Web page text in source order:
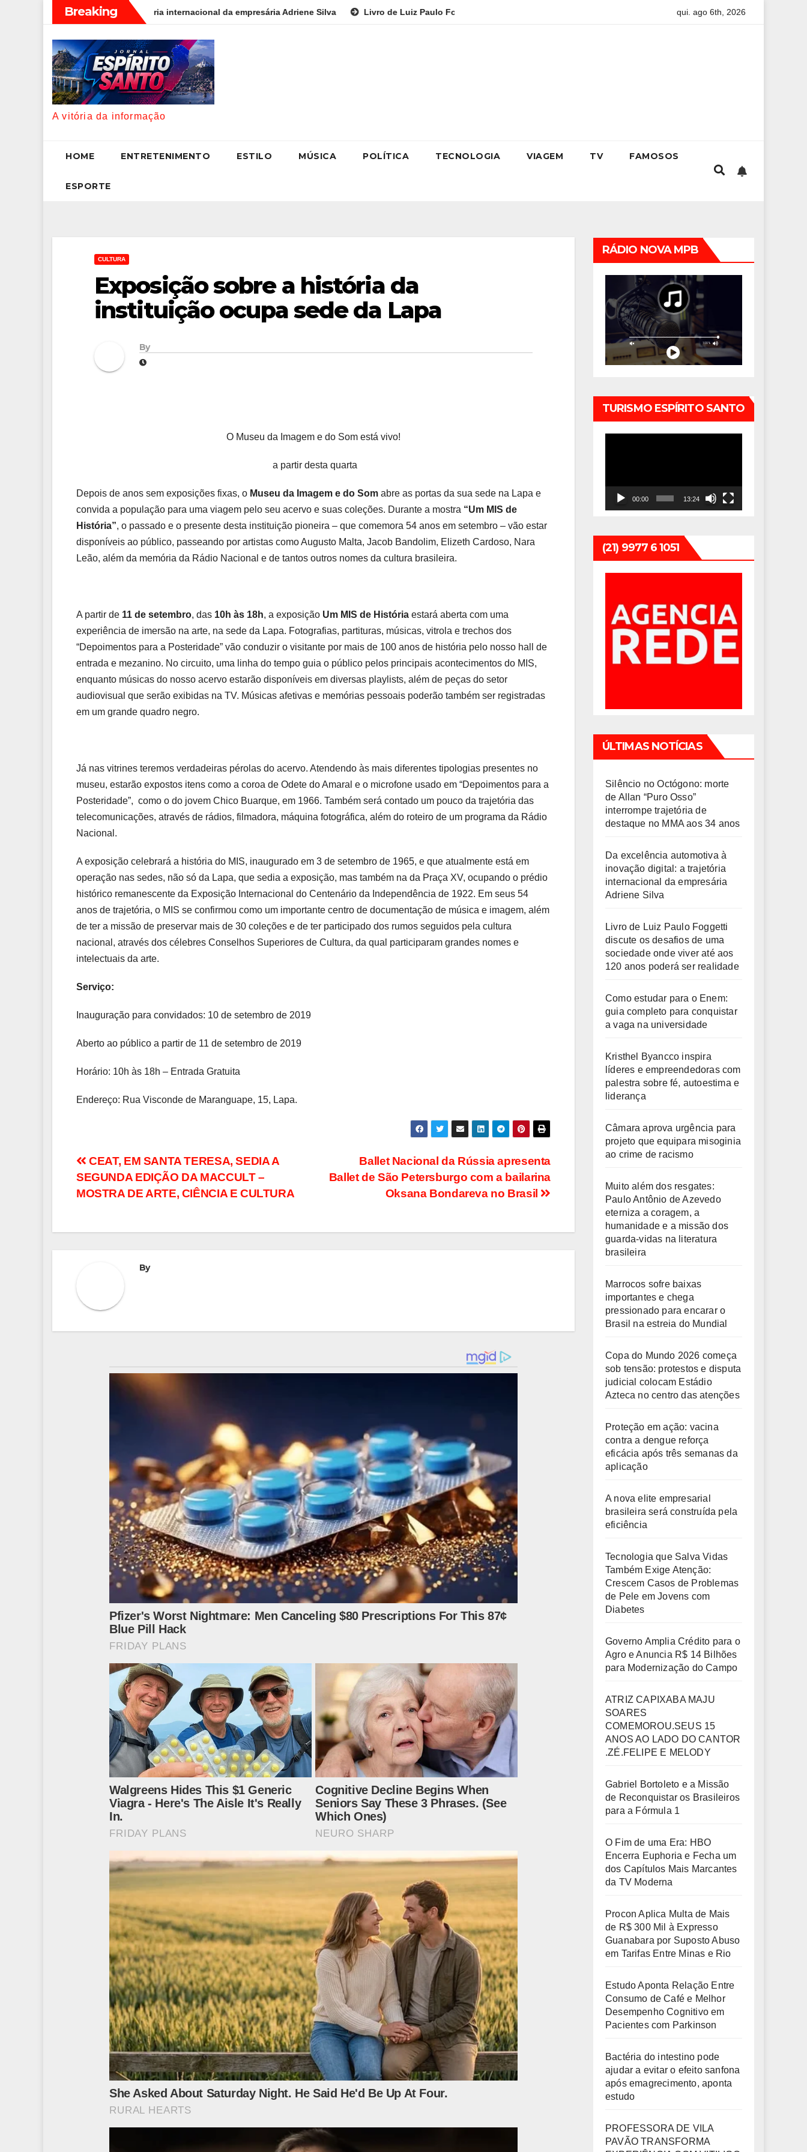
Breaking
digital: a trajetória internacional da empresária Adriene Silva Livro de Luiz Paulo Foggetti discute os desafios de uma sociedade onde viver até aos 120 anos poderá ser realidade
qui. ago 6th, 2026
A vitória da informação
HOME ENTRETENIMENTO ESTILO MÚSICA POLÍTICA TECNOLOGIA VIAGEM TV FAMOSOS
ESPORTE
CULTURA
Exposição sobre a história da
instituição ocupa sede da Lapa
By
O Museu da Imagem e do Som está vivo!
a partir desta quarta
Depois de anos sem exposições fixas, o Museu da Imagem e do Som abre as portas da sua sede na Lapa e
convida a população para uma viagem pelo seu acervo e suas coleções. Durante a mostra “Um MIS de
História”, o passado e o presente desta instituição pioneira – que comemora 54 anos em setembro – vão estar
disponíveis ao público, passeando por artistas como Augusto Malta, Jacob Bandolim, Elizeth Cardoso, Nara
Leão, além da memória da Rádio Nacional e de tantos outros nomes da cultura brasileira.
A partir de 11 de setembro, das 10h às 18h, a exposição Um MIS de História estará aberta com uma
experiência de imersão na arte, na sede da Lapa. Fotografias, partituras, músicas, vitrola e trechos dos
“Depoimentos para a Posteridade” vão conduzir o visitante por mais de 100 anos de história pelo nosso hall de
entrada e mezanino. No circuito, uma linha do tempo guia o público pelos principais acontecimentos do MIS,
enquanto músicas do nosso acervo estarão disponíveis em diversas playlists, além de peças do setor
audiovisual que serão exibidas na TV. Músicas afetivas e memórias pessoais poderão também ser registradas
em um grande quadro negro.
Já nas vitrines teremos verdadeiras pérolas do acervo. Atendendo às mais diferentes tipologias presentes no
museu, estarão expostos itens como a coroa de Odete do Amaral e o microfone usado em “Depoimentos para a
Posteridade”, como o do jovem Chico Buarque, em 1966. Também será contado um pouco da trajetória das
telecomunicações, através de rádios, filmadora, máquina fotográfica, além do roteiro de um programa da Rádio
Nacional.
A exposição celebrará a história do MIS, inaugurado em 3 de setembro de 1965, e que atualmente está em
operação nas sedes, não só da Lapa, que sedia a exposição, mas também na da Praça XV, ocupando o prédio
histórico remanescente da Exposição Internacional do Centenário da Independência de 1922. Em seus 54
anos de trajetória, o MIS se confirmou como um importante centro de documentação de música e imagem, além
de ter a missão de preservar mais de 30 coleções e de ter participado dos rumos seguidos pela cultura
nacional, através dos célebres Conselhos Superiores de Cultura, da qual participaram grandes nomes e
intelectuais da arte.
Serviço:
Inauguração para convidados: 10 de setembro de 2019
Aberto ao público a partir de 11 de setembro de 2019
Horário: 10h às 18h – Entrada Gratuita
Endereço: Rua Visconde de Maranguape, 15, Lapa.
Navegação
de
Ballet Nacional da Rússia apresenta
Ballet de São Petersburgo com a bailarina
Oksana Bondareva no Brasil
CEAT, EM SANTA TERESA, SEDIA A
SEGUNDA EDIÇÃO DA MACCULT –
MOSTRA DE ARTE, CIÊNCIA E CULTURA
By
RÁDIO NOVA MPB
TURISMO ESPÍRITO SANTO
00:00 13:24
(21) 9977 6 1051
ÚLTIMAS NOTÍCIAS
Silêncio no Octógono: morte
de Allan “Puro Osso”
interrompe trajetória de
destaque no MMA aos 34 anos
Da excelência automotiva à
inovação digital: a trajetória
internacional da empresária
Adriene Silva
Livro de Luiz Paulo Foggetti
discute os desafios de uma
sociedade onde viver até aos
120 anos poderá ser realidade
Como estudar para o Enem:
guia completo para conquistar
a vaga na universidade
Kristhel Byancco inspira
líderes e empreendedoras com
palestra sobre fé, autoestima e
liderança
Câmara aprova urgência para
projeto que equipara misoginia
ao crime de racismo
Muito além dos resgates:
Paulo Antônio de Azevedo
eterniza a coragem, a
humanidade e a missão dos
guarda-vidas na literatura
brasileira
Marrocos sofre baixas
importantes e chega
pressionado para encarar o
Brasil na estreia do Mundial
Copa do Mundo 2026 começa
sob tensão: protestos e disputa
judicial colocam Estádio
Azteca no centro das atenções
Proteção em ação: vacina
contra a dengue reforça
eficácia após três semanas da
aplicação
A nova elite empresarial
brasileira será construída pela
eficiência
Tecnologia que Salva Vidas
Também Exige Atenção:
Crescem Casos de Problemas
de Pele em Jovens com
Diabetes
Governo Amplia Crédito para o
Agro e Anuncia R$ 14 Bilhões
para Modernização do Campo
ATRIZ CAPIXABA MAJU
SOARES
COMEMOROU.SEUS 15
ANOS AO LADO DO CANTOR
.ZÉ.FELIPE E MELODY
Gabriel Bortoleto e a Missão
de Reconquistar os Brasileiros
para a Fórmula 1
O Fim de uma Era: HBO
Encerra Euphoria e Fecha um
dos Capítulos Mais Marcantes
da TV Moderna
Procon Aplica Multa de Mais
de R$ 300 Mil à Expresso
Guanabara por Suposto Abuso
em Tarifas Entre Minas e Rio
Estudo Aponta Relação Entre
Consumo de Café e Melhor
Desempenho Cognitivo em
Pacientes com Parkinson
Bactéria do intestino pode
ajudar a evitar o efeito sanfona
após emagrecimento, aponta
estudo
PROFESSORA DE VILA
PAVÃO TRANSFORMA